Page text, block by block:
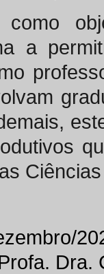
a
Dra.